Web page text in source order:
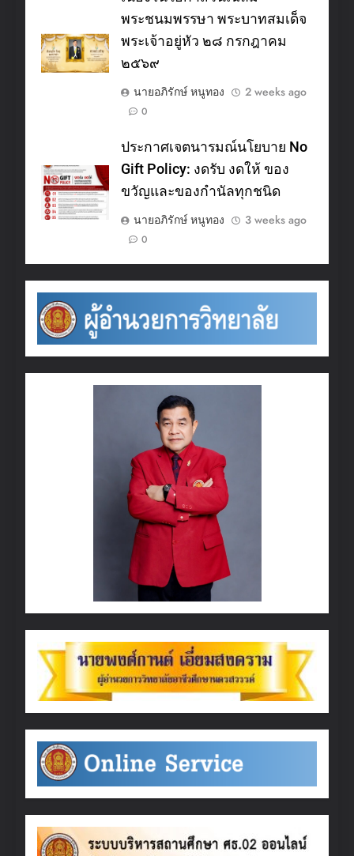
พระชนมพรรษา พระบาทสมเด็จ
พระเจ้าอยู่หัว ๒๘ กรกฎาคม
๒๕๖๙
นายอภิรักษ์ หนูทอง
2 weeks ago
0
ประกาศเจตนารมณ์นโยบาย No
Gift Policy: งดรับ งดให้ ของ
ขวัญและของกำนัลทุกชนิด
นายอภิรักษ์ หนูทอง
3 weeks ago
0